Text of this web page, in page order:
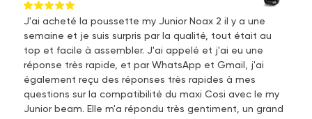
J'ai acheté la poussette my Junior Noax 2 il y a une
semaine et je suis surpris par la qualité, tout était au
top et facile à assembler. J'ai appelé et j'ai eu une
réponse très rapide, et par WhatsApp et Gmail, j'ai
également reçu des réponses très rapides à mes
questions sur la compatibilité du maxi Cosi avec le my
Junior beam. Elle m'a répondu très gentiment, un grand